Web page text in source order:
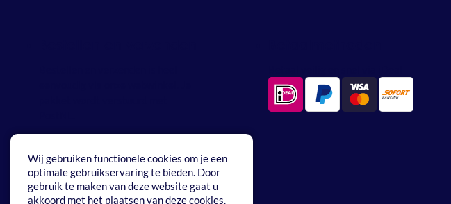
Wij gebruiken functionele cookies om je een
optimale gebruikservaring te bieden. Door
gebruik te maken van deze website gaat u
akkoord met het plaatsen van deze cookies.